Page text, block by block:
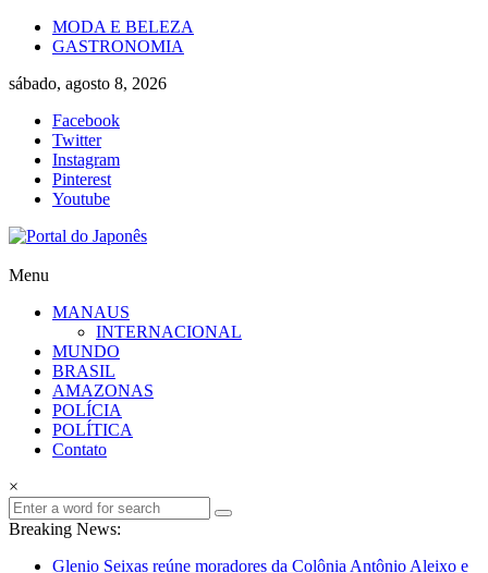
Skip
MODA E BELEZA
GASTRONOMIA
sábado, agosto 8, 2026
Facebook
Twitter
Instagram
Pinterest
Youtube
Portal
Japonês
Japão
mais
perto
Menu
MANAUS
INTERNACIONAL
MUNDO
BRASIL
AMAZONAS
POLÍCIA
POLÍTICA
Contato
×
Breaking News:
Glenio Seixas reúne moradores da Colônia Antônio Aleixo e